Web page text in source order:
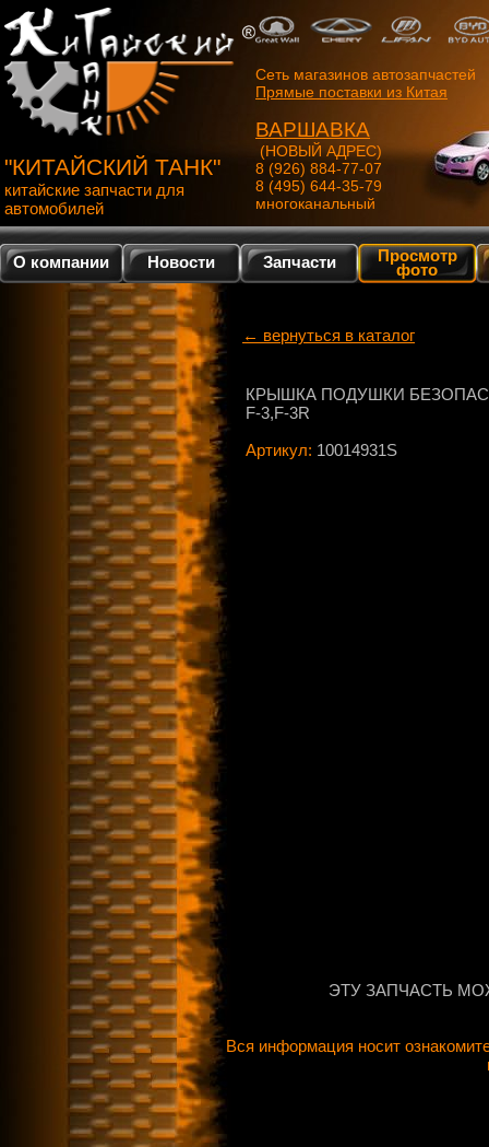
"КИТАЙСКИЙ ТАНК"
китайские запчасти для
автомобилей
Сеть магазинов автозапчастей
Прямые поставки из Китая
ВАРШАВКА
(НОВЫЙ АДРЕС)
8 (926) 884-77-07
8 (495) 644-35-79
многоканальный
О компании Новости Запчасти Просмотр
фото
← вернуться в каталог
КРЫШКА ПОДУШКИ
F-3,F-3R
Артикул: 10014931S
ЭТУ ЗАПЧАСТЬ
Вся информация носит